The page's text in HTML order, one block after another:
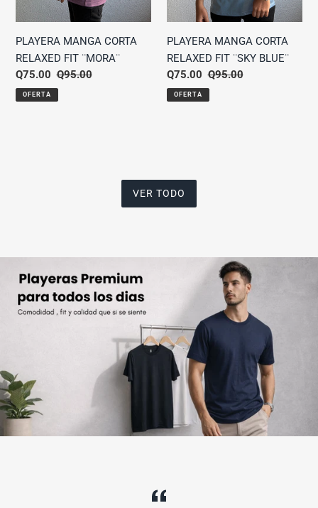
PLAYERA MANGA CORTA
RELAXED FIT ¨MORA¨
Precio
de
venta
Q75.00 Precio
habitual
Q95.00
OFERTA
PLAYERA MANGA CORTA
RELAXED FIT ¨SKY BLUE¨
Precio
de
venta
Q75.00 Precio
habitual
Q95.00
OFERTA
VER TODO